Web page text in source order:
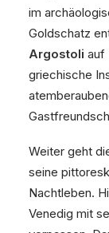
im
Goldschatz
Argostoli auf
griechische
Weiter geht
seine
Nachtleben.
Venedig mit